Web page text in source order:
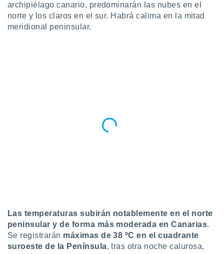
archipiélago canario, predominarán las nubes en el
norte y los claros en el sur. Habrá calima en la mitad
meridional peninsular.
Las temperaturas subirán notablemente en el norte
peninsular y de forma más moderada en Canarias.
Se registrarán máximas de 38 ºC en el cuadrante
suroeste de la Península, tras otra noche calurosa,